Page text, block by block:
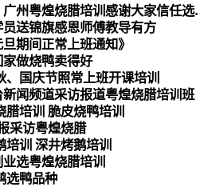
《回顾2019展望
送锦旗感恩师傅教导有方
期间正常上班通知》
做烧鸭卖得好
、国庆节照常上班开课培训
新闻频道采访报道粤煌烧腊培训班
培训 脆皮烧鸭培训
采访粤煌烧腊
培训 深井烤鹅培训
选粤煌烧腊培训
选鸭品种